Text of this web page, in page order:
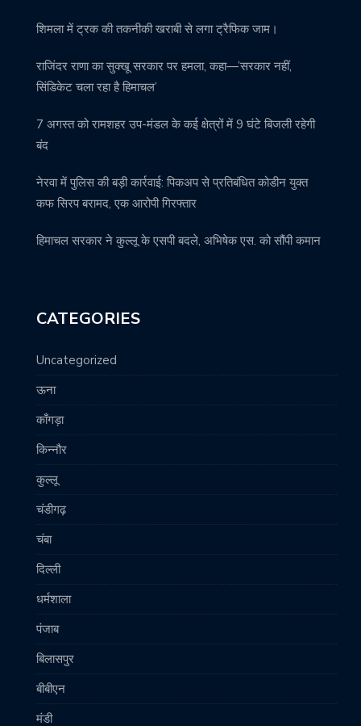
शिमला में ट्रक की तकनीकी खराबी से लगा ट्रैफिक जाम।
राजिंदर राणा का सुक्खू सरकार पर हमला, कहा—’सरकार नहीं,
सिंडिकेट चला रहा है हिमाचल’
7 अगस्त को रामशहर उप-मंडल के कई क्षेत्रों में 9 घंटे बिजली रहेगी
बंद
नेरवा में पुलिस की बड़ी कार्रवाई: पिकअप से प्रतिबंधित कोडीन युक्त
कफ सिरप बरामद, एक आरोपी गिरफ्तार
हिमाचल सरकार ने कुल्लू के एसपी बदले, अभिषेक एस. को सौंपी कमान
CATEGORIES
Uncategorized
ऊना
काँगड़ा
किन्नौर
कुल्लू
चंडीगढ़
चंबा
दिल्ली
धर्मशाला
पंजाब
बिलासपुर
बीबीएन
मंडी